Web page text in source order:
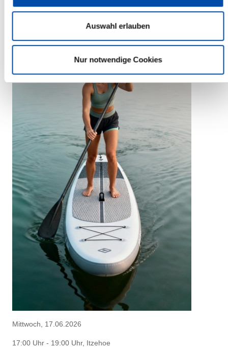
Auswahl erlauben
Nur notwendige Cookies
Mittwoch, 17.06.2026
17:00 Uhr - 19:00 Uhr, Itzehoe